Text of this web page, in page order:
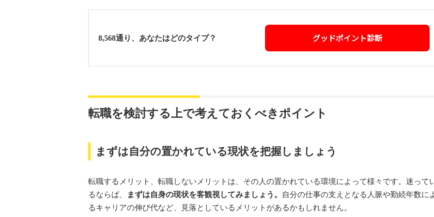
8,568通り、あなたはどのタイプ？ グッドポイント診断
転職を検討する上で考えておくべきポイント
まずは自分の置かれている現状を把握しましょう
転職するメリット、転職しないメリットは、その人の置かれている環境によって様々です。迷って
るならば、
まずは自身の現状を客観視してみましょう。
自分の仕事の支えとなる人脈や勤続年数に
るキャリアの伸び代など、見落としているメリットがあるかもしれません。